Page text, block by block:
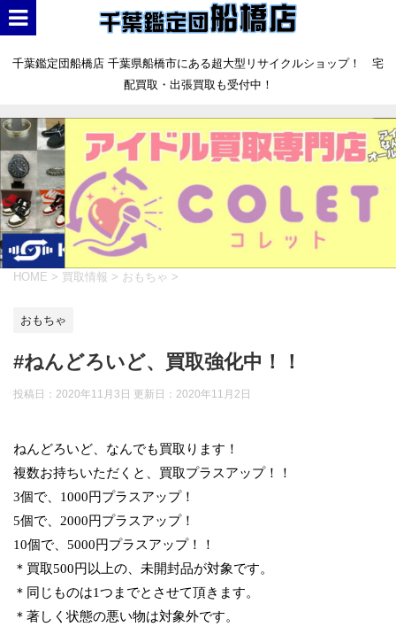
千葉鑑定団船橋店 千葉県船橋市にある超大型リサイクルショップ！ 宅
配買取・出張買取も受付中！
HOME > 買取情報 > おもちゃ >
おもちゃ
#ねんどろいど、買取強化中！！
投稿日：2020年11月3日 更新日： 2020年11月2日
ねんどろいど、なんでも買取ります！
複数お持ちいただくと、買取プラスアップ！！
3個で、1000円プラスアップ！
5個で、2000円プラスアップ！
10個で、5000円プラスアップ！！
＊買取500円以上の、未開封品が対象です。
＊同じものは1つまでとさせて頂きます。
＊著しく状態の悪い物は対象外です。